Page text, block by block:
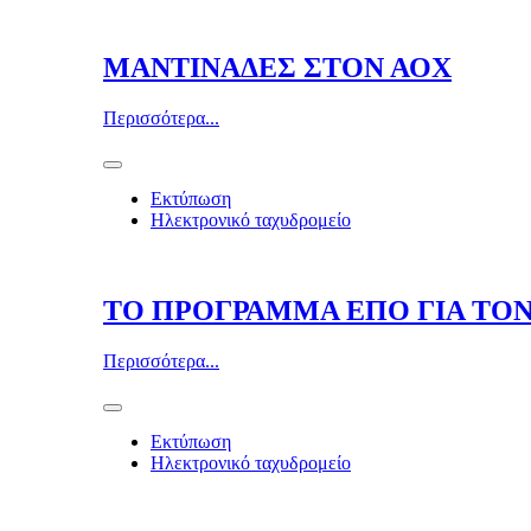
ΜΑΝΤΙΝΑΔΕΣ ΣΤΟΝ ΑΟΧ
Περισσότερα...
Εκτύπωση
Ηλεκτρονικό ταχυδρομείο
ΤΟ ΠΡΟΓΡΑΜΜΑ ΕΠΟ ΓΙΑ
Περισσότερα...
Εκτύπωση
Ηλεκτρονικό ταχυδρομείο